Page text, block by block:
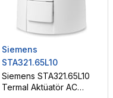
Siemens
STA321.65L10
Siemens STA321.65L10
Termal Aktüatör AC